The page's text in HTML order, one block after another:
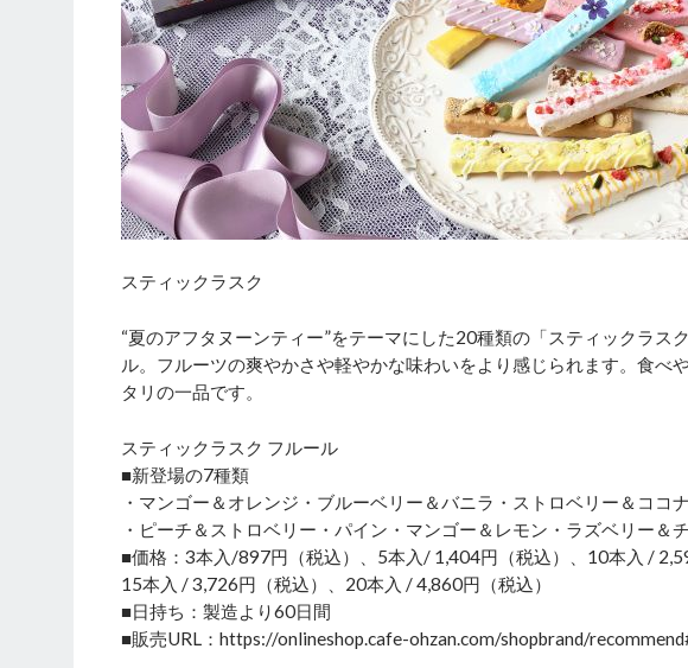
スティックラスク
“夏のアフタヌーンティー”をテーマにした20種類の「スティックラス
ル。フルーツの爽やかさや軽やかな味わいをより感じられます。食べ
タリの一品です。
スティックラスク フルール
■新登場の7種類
・マンゴー＆オレンジ・ブルーベリー＆バニラ・ストロベリー＆ココ
・ピーチ＆ストロベリー・パイン・マンゴー＆レモン・ラズベリー＆
■価格：3本入/897円（税込）、5本入/ 1,404円（税込）、10本入 /
15本入 / 3,726円（税込）、20本入 / 4,860円（税込）
■日持ち：製造より60日間
■販売URL：https://onlineshop.cafe-ohzan.com/shopbrand/